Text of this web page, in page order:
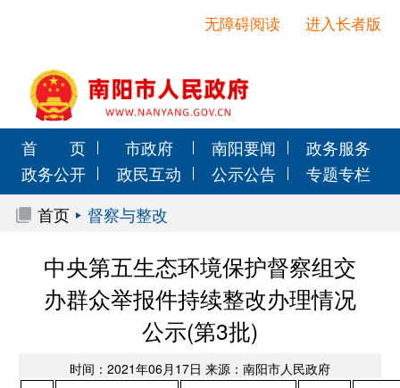
进入长者版
无障碍阅读
首 页 市政府 南阳要闻
政务服务
政务公开
政民互动 公示公告
专题专栏
首页
督察与整改
中央第五生态环境保护督察组交
办群众举报件持续整改办理情况
公示(第3批)
时间：2021年06月17日 来源：南阳市人民政府